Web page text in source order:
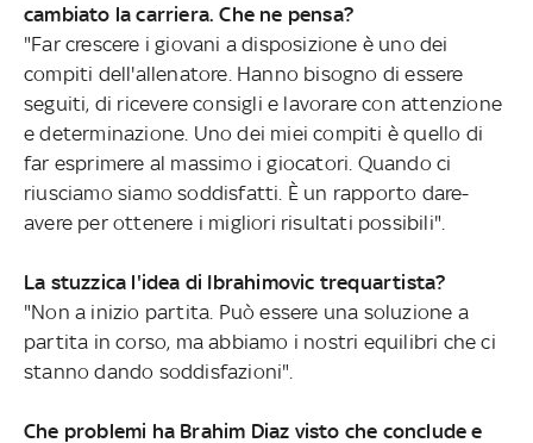
cambiato la carriera. Che ne pensa?
"Far crescere i giovani a disposizione è uno dei
compiti dell'allenatore. Hanno bisogno di essere
seguiti, di ricevere consigli e lavorare con attenzione
e determinazione. Uno dei miei compiti è quello di
far esprimere al massimo i giocatori. Quando ci
riusciamo siamo soddisfatti. È un rapporto dare-
avere per ottenere i migliori risultati possibili".
La stuzzica l'idea di Ibrahimovic trequartista?
"Non a inizio partita. Può essere una soluzione a
partita in corso, ma abbiamo i nostri equilibri che ci
stanno dando soddisfazioni".
Che problemi ha Brahim Diaz visto che conclude e